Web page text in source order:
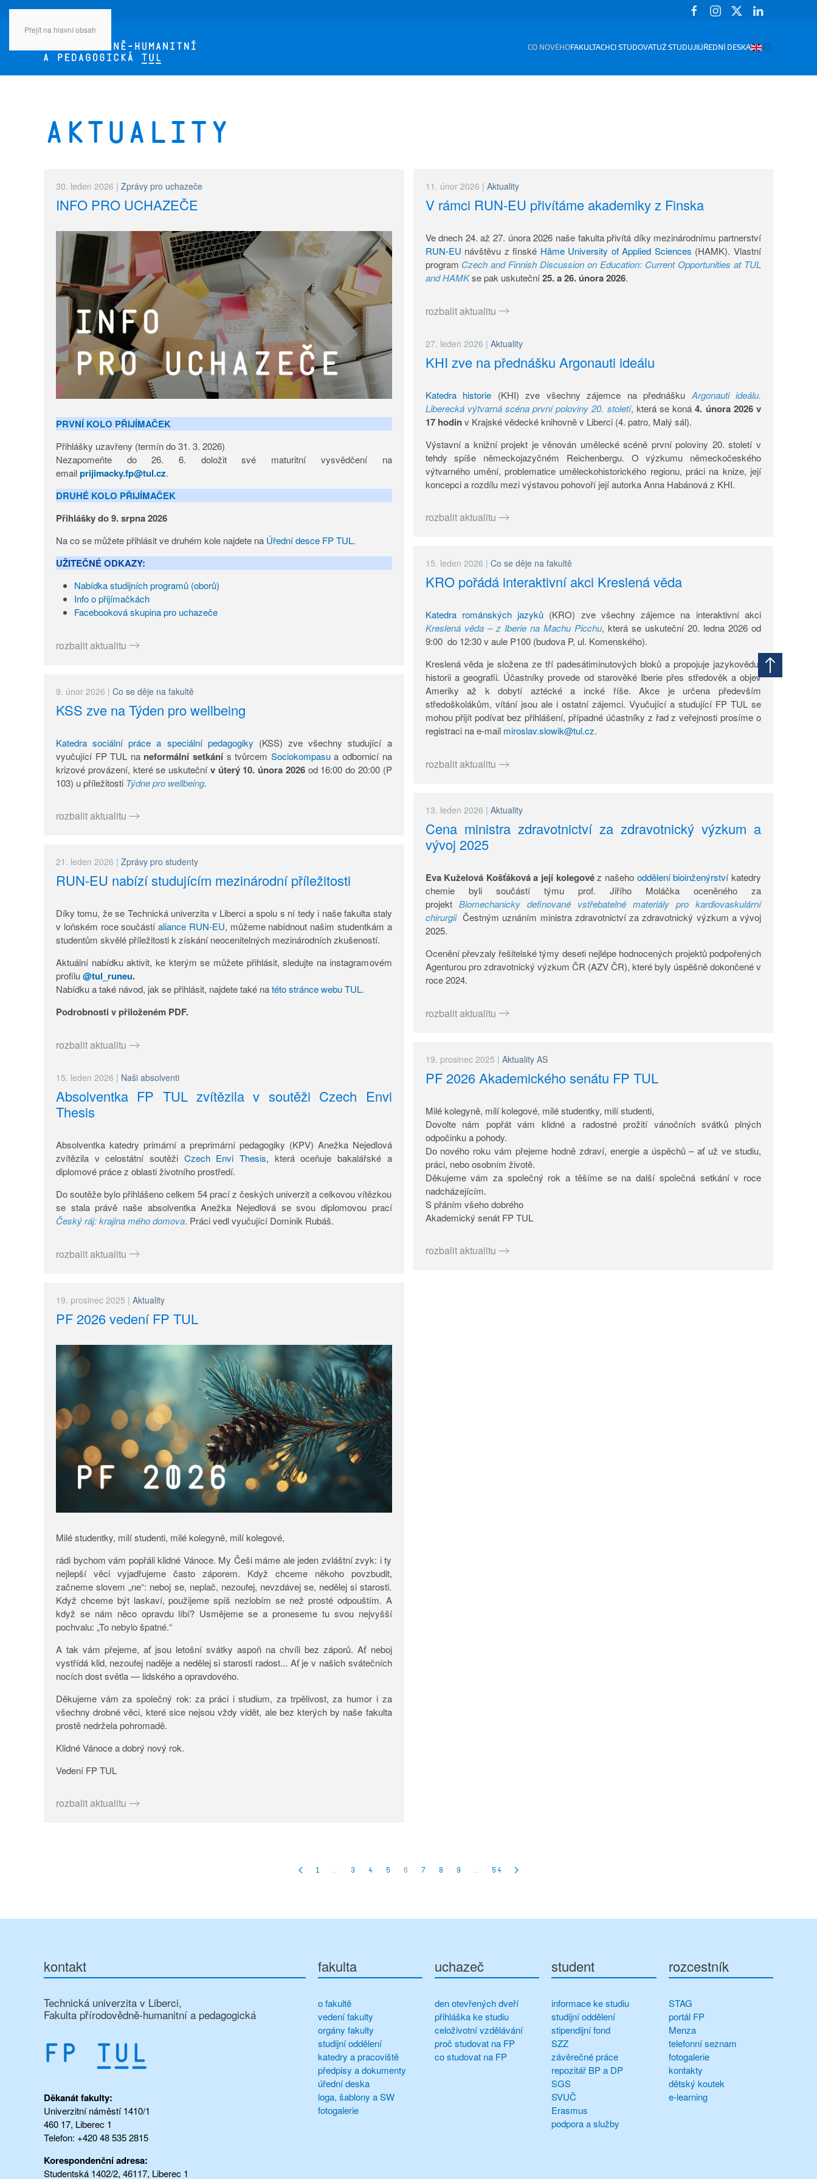
Přejít na hlavní obsah
CO NOVÉHOFAKULTACHCI STUDOVATUŽ STUDUJI ÚŘEDNÍ DESKA
Aktuality
30. leden 2026 | Zprávy pro uchazeče
INFO PRO UCHAZEČE
PRVNÍ KOLO PŘIJÍMAČEK
Přihlášky uzavřeny (termín do 31. 3. 2026)
Nezapomeňte do 26. 6. doložit své maturitní vysvědčení na
emailprijimacky.fp@tul.cz.
DRUHÉ KOLO PŘIJÍMAČEK
Přihlášky do 9. srpna 2026
Na co se můžete přihlásit ve druhém kole najdete na Úřední desce FP TUL.
UŽITEČNÉ ODKAZY:
Nabídka studijních programů (oborů)
Info o přijímačkách
Facebooková skupina pro uchazeče
rozbalit aktualitu
11. únor 2026 | Aktuality
V rámci RUN-EU přivítáme akademiky z Finska
Ve dnech 24. až 27. února 2026 naše fakulta přivítá díky mezinárodnímu partnerství
RUN-EU návštěvu z finské Häme University of Applied Sciences (HAMK). Vlastní
program Czech and Finnish Discussion on Education: Current Opportunities at TUL
and HAMKse pak uskuteční25. a 26. února 2026.
rozbalit aktualitu
9. únor 2026 | Co se děje na fakultě
KSS zve na Týden pro wellbeing
Katedra sociální práce a speciální pedagogiky (KSS) zve všechny studující a
vyučující FP TUL na neformální setkánís tvůrcem Sociokompasua odbornicí na
krizové provázení, které se uskutečnív úterý 10. února 2026od 16:00 do 20:00 (P
103) u příležitosti Týdne pro wellbeing.
rozbalit aktualitu
27. leden 2026 | Aktuality
KHI zve na přednášku Argonauti ideálu
Katedra historie (KHI) zve všechny zájemce na přednášku Argonauti ideálu.
Liberecká výtvarná scéna první poloviny 20. století, která se koná4. února 2026 v
17 hodinv Krajské vědecké knihovně v Liberci (4. patro, Malý sál).
Výstavní a knižní projekt je věnován umělecké scéně první poloviny 20. století v
tehdy spíše německojazyčném Reichenbergu. O výzkumu německočeského
výtvarného umění, problematice uměleckohistorického regionu, práci na knize, její
koncepci a rozdílu mezi výstavou pohovoří její autorka Anna Habánová z KHI.
rozbalit aktualitu
21. leden 2026 | Zprávy pro studenty
RUN-EU nabízí studujícím mezinárodní příležitosti
Díky tomu, že se Technická univerzita v Liberci a spolu s ní tedy i naše fakulta staly
v loňském roce součástíaliance RUN-EU, můžeme nabídnout našim studentkám a
studentům skvělé příležitosti k získání neocenitelných mezinárodních zkušeností.
Aktuální nabídku aktivit, ke kterým se můžete přihlásit, sledujte na instagramovém
profilu@tul_runeu.
Nabídku a také návod, jak se přihlásit, najdete také natéto stránce webu TUL.
Podrobnosti v přiloženém PDF.
rozbalit aktualitu
15. leden 2026 | Co se děje na fakultě
KRO pořádá interaktivní akci Kreslená věda
Katedra románských jazyků (KRO) zve všechny zájemce na interaktivní akci
Kreslená věda – z Iberie na Machu Picchu, která se uskuteční 20. ledna 2026 od
9:00 do 12:30 v aule P100 (budova P, ul. Komenského).
Kreslená věda je složena ze tří padesátiminutových bloků a propojuje jazykovědu,
historii a geografii. Účastníky provede od starověké Iberie přes středověk a objev
Ameriky až k dobytí aztécké a incké říše. Akce je určena především
středoškolákům, vítání jsou ale i ostatní zájemci. Vyučující a studující FP TUL se
mohou přijít podívat bez přihlášení, případné účastníky z řad z veřejnosti prosíme o
registraci na e-mail miroslav.slowik@tul.cz.
rozbalit aktualitu
15. leden 2026 | Naši absolventi
Absolventka FP TUL zvítězila v soutěži Czech Envi
Thesis
Absolventka katedry primární a preprimární pedagogiky (KPV) Anežka Nejedlová
zvítězila v celostátní soutěži Czech Envi Thesis, která oceňuje bakalářské a
diplomové práce z oblasti životního prostředí.
Do soutěže bylo přihlášeno celkem 54 prací z českých univerzit a celkovou vítězkou
se stala právě naše absolventka Anežka Nejedlová se svou diplomovou prací
Český ráj: krajina mého domova. Práci vedl vyučující Dominik Rubáš.
rozbalit aktualitu
13. leden 2026 | Aktuality
Cena ministra zdravotnictví za zdravotnický výzkum a
vývoj 2025
Eva Kuželová Košťáková a její kolegovéz našeho oddělení bioinženýrstvíkatedry
chemie byli součástí týmu prof. Jiřího Moláčka oceněného za
projekt Biomechanicky definované vstřebatelné materiály pro kardiovaskulární
chirurgiiČestným uznáním ministra zdravotnictví za zdravotnický výzkum a vývoj
2025.
Ocenění převzaly řešitelské týmy deseti nejlépe hodnocených projektů podpořených
Agenturou pro zdravotnický výzkum ČR (AZV ČR), které byly úspěšně dokončené v
roce 2024.
rozbalit aktualitu
19. prosinec 2025 | Aktuality
PF 2026 vedení FP TUL
Milé studentky, milí studenti, milé kolegyně, milí kolegové,
rádi bychom vám popřáli klidné Vánoce. My Češi máme ale jeden zvláštní zvyk: i ty
nejlepší věci vyjadřujeme často záporem. Když chceme někoho povzbudit,
začneme slovem „ne“: neboj se, neplač, nezoufej, nevzdávej se, nedělej si starosti.
Když chceme být laskaví, použijeme spíš nezlobím se než prosté odpouštím. A
když se nám něco opravdu líbí? Usmějeme se a proneseme tu svou nejvyšší
pochvalu: „To nebylo špatné.“
A tak vám přejeme, ať jsou letošní svátky aspoň na chvíli bez záporů. Ať neboj
vystřídá klid, nezoufej naděje a nedělej si starosti radost... Ať je v našich svátečních
nocích dost světla — lidského a opravdového.
Děkujeme vám za společný rok: za práci i studium, za trpělivost, za humor i za
všechny drobné věci, které sice nejsou vždy vidět, ale bez kterých by naše fakulta
prostě nedržela pohromadě.
Klidné Vánoce a dobrý nový rok.
Vedení FP TUL
rozbalit aktualitu
19. prosinec 2025 | Aktuality AS
PF 2026 Akademického senátu FP TUL
Milé kolegyně, milí kolegové, milé studentky, milí studenti,
Dovolte nám popřát vám klidné a radostné prožití vánočních svátků plných
odpočinku a pohody.
Do nového roku vám přejeme hodně zdraví, energie a úspěchů – ať už ve studiu,
práci, nebo osobním životě.
Děkujeme vám za společný rok a těšíme se na další společná setkání v roce
nadcházejícím.
S přáním všeho dobrého
Akademický senát FP TUL
rozbalit aktualitu
1 … 3 4 5 6 7 8 9 … 54
kontakt
Technická univerzita v Liberci,
Fakulta přírodovědně-humanitní a pedagogická
Děkanát fakulty:
Univerzitní náměstí 1410/1
460 17, Liberec 1
Telefon: +420 48 535 2815
Korespondenční adresa:
Studentská 1402/2, 46117, Liberec 1
fakulta
o fakultě
vedení fakulty
orgány fakulty
studijní oddělení
katedry a pracoviště
předpisy a dokumenty
úřední deska
loga, šablony a SW
fotogalerie
uchazeč
den otevřených dveří
přihláška ke studiu
celoživotní vzdělávání
proč studovat na FP
co studovat na FP
student
informace ke studiu
studijní oddělení
stipendijní fond
SZZ
závěrečné práce
repozitář BP a DP
SGS
SVUČ
Erasmus
podpora a služby
rozcestník
STAG
portál FP
Menza
telefonní seznam
fotogalerie
kontakty
dětský koutek
e-learning